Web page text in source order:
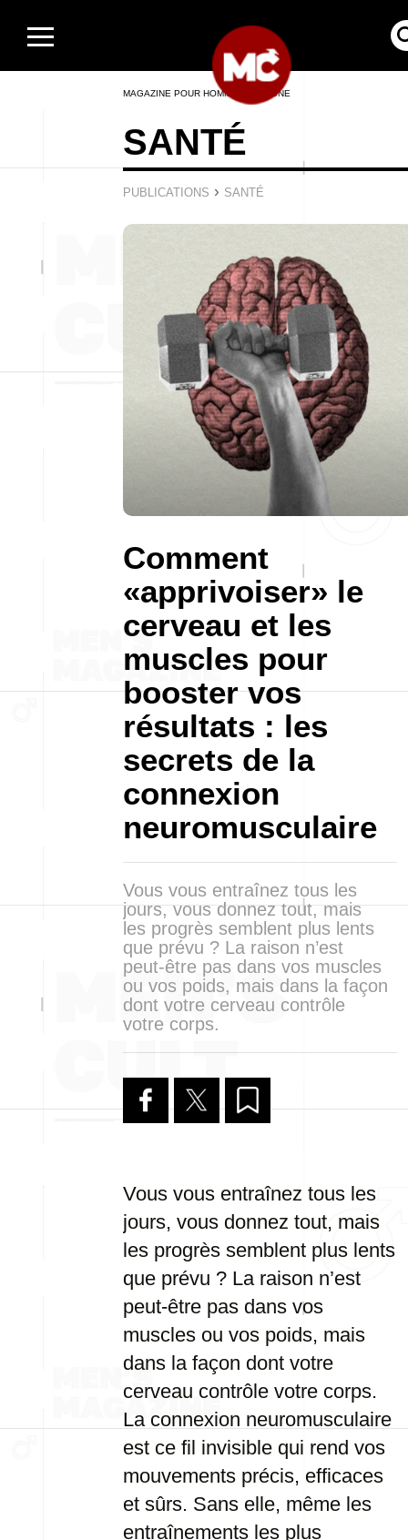
MAGAZINE POUR HOMMES EN LIGNE
SANTÉ
PUBLICATIONS › SANTÉ
Comment
«apprivoiser» le
cerveau et les
muscles pour
booster vos
résultats : les
secrets de la
connexion
neuromusculaire
Vous vous entraînez tous les
jours, vous donnez tout, mais
les progrès semblent plus lents
que prévu ? La raison n’est
peut-être pas dans vos muscles
ou vos poids, mais dans la façon
dont votre cerveau contrôle
votre corps.
Vous vous entraînez tous les
jours, vous donnez tout, mais
les progrès semblent plus lents
que prévu ? La raison n’est
peut-être pas dans vos
muscles ou vos poids, mais
dans la façon dont votre
cerveau contrôle votre corps.
La connexion neuromusculaire
est ce fil invisible qui rend vos
mouvements précis, efficaces
et sûrs. Sans elle, même les
entraînements les plus